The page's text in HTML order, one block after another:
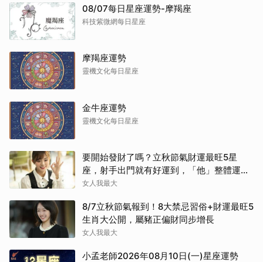
08/07每日星座運勢-摩羯座
科技紫微網每日星座
摩羯座運勢
靈機文化每日星座
金牛座運勢
靈機文化每日星座
要開始發財了嗎？立秋節氣財運最旺5星
座，射手出門就有好運到，「他」整體運勢
將走上坡
女人我最大
8/7立秋節氣報到！8大禁忌習俗+財運最旺5
生肖大公開，屬豬正偏財同步增長
女人我最大
小孟老師2026年08月10日(一)星座運勢